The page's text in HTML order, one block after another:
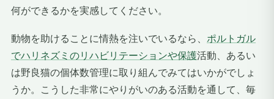
何ができるかを実感してください。
動物を助けることに情熱を注いでいるなら、 ポルトガル
でハリネズミのリハビリテーションや保護活動、あるい
は野良猫の個体数管理に取り組んでみてはいかがでしょ
うか。こうした非常にやりがいのある活動を通して、毎